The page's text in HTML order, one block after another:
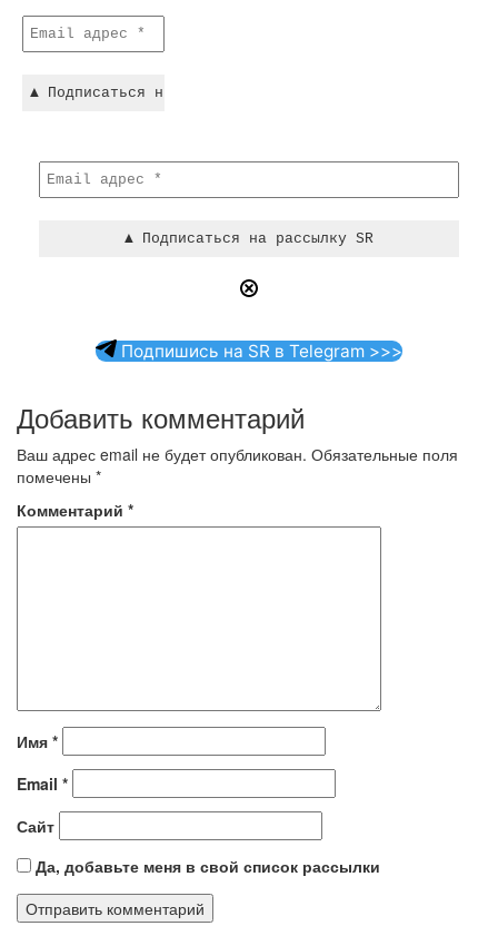
Подпишись на SR в Telegram >>>
Добавить комментарий
Ваш адрес email не будет опубликован. Обязательные поля
помечены *
Комментарий *
Имя *
Email *
Сайт
Да, добавьте меня в свой список рассылки